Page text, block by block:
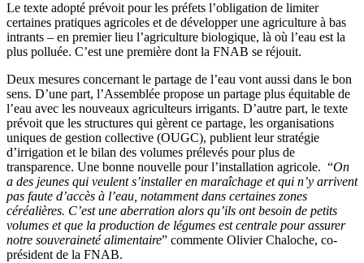
Le texte adopté prévoit pour les préfets l’obligation de limiter
certaines pratiques agricoles et de développer une agriculture à bas
intrants – en premier lieu l’agriculture biologique, là où l’eau est la
plus polluée. C’est une première dont la FNAB se réjouit.
Deux mesures concernant le partage de l’eau vont aussi dans le bon
sens. D’une part, l’Assemblée propose un partage plus équitable de
l’eau avec les nouveaux agriculteurs irrigants. D’autre part, le texte
prévoit que les structures qui gèrent ce partage, les organisations
uniques de gestion collective (OUGC), publient leur stratégie
d’irrigation et le bilan des volumes prélevés pour plus de
transparence. Une bonne nouvelle pour l’installation agricole. “On
a des jeunes qui veulent s’installer en maraîchage et qui n’y arrivent
pas faute d’accès à l’eau, notamment dans certaines zones
céréalières. C’est une aberration alors qu’ils ont besoin de petits
volumes et que la production de légumes est centrale pour assurer
notre souveraineté alimentaire” commente Olivier Chaloche, co-
président de la FNAB.